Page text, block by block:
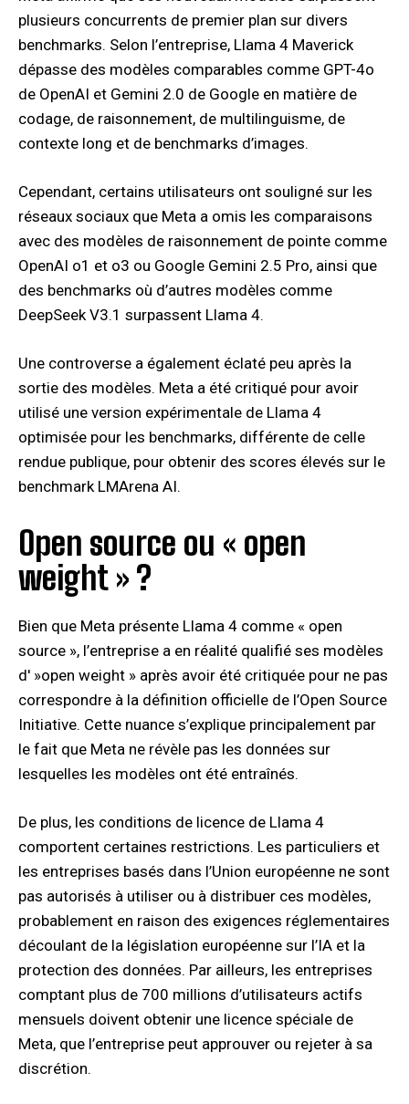
plusieurs concurrents de premier plan sur divers
benchmarks. Selon l’entreprise, Llama 4 Maverick
dépasse des modèles comparables comme GPT-4o
de OpenAI et Gemini 2.0 de Google en matière de
codage, de raisonnement, de multilinguisme, de
contexte long et de benchmarks d’images.
Cependant, certains utilisateurs ont souligné sur les
réseaux sociaux que Meta a omis les comparaisons
avec des modèles de raisonnement de pointe comme
OpenAI o1 et o3 ou Google Gemini 2.5 Pro, ainsi que
des benchmarks où d’autres modèles comme
DeepSeek V3.1 surpassent Llama 4.
Une controverse a également éclaté peu après la
sortie des modèles. Meta a été critiqué pour avoir
utilisé une version expérimentale de Llama 4
optimisée pour les benchmarks, différente de celle
rendue publique, pour obtenir des scores élevés sur le
benchmark LMArena AI.
Open source ou « open
weight » ?
Bien que Meta présente Llama 4 comme « open
source », l’entreprise a en réalité qualifié ses modèles
d' »open weight » après avoir été critiquée pour ne pas
correspondre à la définition officielle de l’Open Source
Initiative. Cette nuance s’explique principalement par
le fait que Meta ne révèle pas les données sur
lesquelles les modèles ont été entraînés.
De plus, les conditions de licence de Llama 4
comportent certaines restrictions. Les particuliers et
les entreprises basés dans l’Union européenne ne sont
pas autorisés à utiliser ou à distribuer ces modèles,
probablement en raison des exigences réglementaires
découlant de la législation européenne sur l’IA et la
protection des données. Par ailleurs, les entreprises
comptant plus de 700 millions d’utilisateurs actifs
mensuels doivent obtenir une licence spéciale de
Meta, que l’entreprise peut approuver ou rejeter à sa
discrétion.